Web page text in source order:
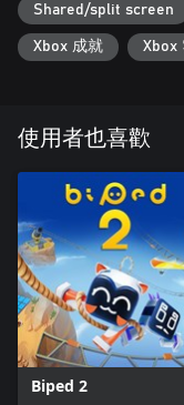
Shared/split screen
Xbox 成就 Xbox
使用者也喜歡
Biped 2